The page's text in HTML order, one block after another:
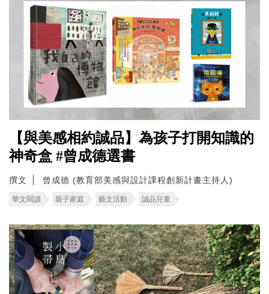
【與美感相約誠品】為孩子打開知識的
神奇盒 #曾成德選書
撰文 曾成德 (教育部美感與設計課程創新計畫主持人)
華文閱讀 親子家庭 藝文活動 誠品兒童